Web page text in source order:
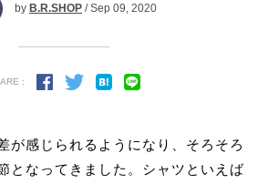
by B.R.SHOP / Sep 09, 2020
:
が感じられるようになり、そろそろ
となってきました。シャツといえば